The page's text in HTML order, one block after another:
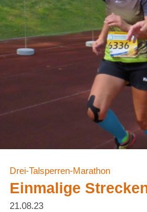
Drei-Talsperren-Marathon
Einmalige
21.08.23